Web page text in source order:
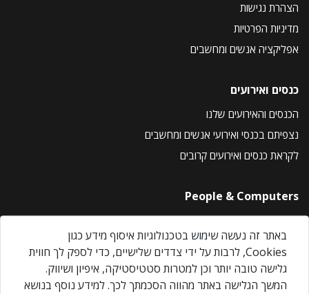
הצהרת נגישות
מדיניות הפרטיות
אפליקציה אנשים ומחשבים
כנסים ואירועים
הכנסים והאירועים שלנו
נצפיתם בכנסי ואירועי אנשים ומחשבים
לקראת כנסים ואירועים קרובים
People & Computers
About Us
Privacy Policy
Contact Us
Our Events
באתר זה נעשה שימוש בטכנולוגיות איסוף מידע כגון
Cookies, לרבות על ידי צדדים שלישיים, כדי לספק לך חווית
גלישה טובה יותר וכן למטרות סטטיסטיקה, איפיון ושיווק.
המשך הגלישה באתר מהווה הסכמתך לכך. למידע נוסף בנושא